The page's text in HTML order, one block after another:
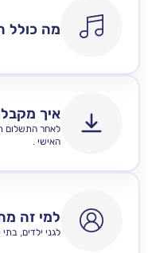
מה כולל האלבום
איך מקבלים
לאחר התשלום תקבלו גישה
למי זה מתאים
לגני ילדים, בתי ספר,